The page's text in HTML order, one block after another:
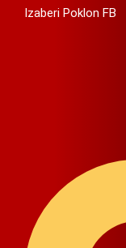
Izaberi Poklon FB